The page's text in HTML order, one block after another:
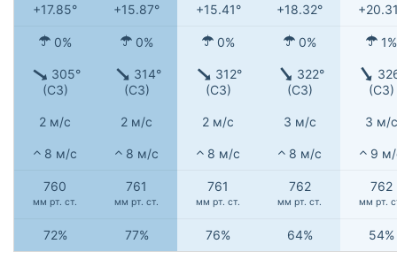
+17.85° +15.87° +15.41° +18.32°
0% 0% 0% 0% 1%
305°
(СЗ)
314°
(СЗ)
312°
(СЗ)
322°
(СЗ)
(СЗ)
2 м/с 2 м/с 2 м/с 3 м/с 3 м/с
8 м/с 8 м/с 8 м/с 8 м/с 9
760
мм рт. ст.
761
мм рт. ст.
761
мм рт. ст.
762
мм рт. ст.
762
мм рт.
72% 77% 76% 64% 54%